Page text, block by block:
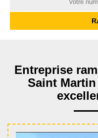
Entreprise
Saint Martin